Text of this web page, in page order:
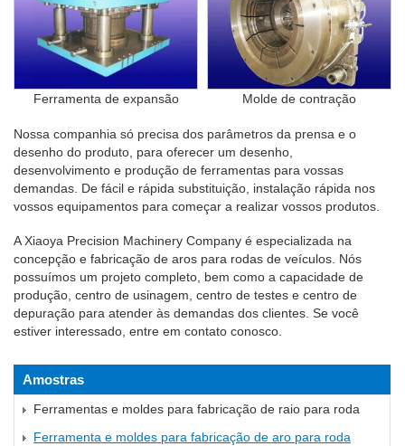
Ferramenta de expansão Molde de contração
Nossa companhia só precisa dos parâmetros da prensa e o
desenho do produto, para oferecer um desenho,
desenvolvimento e produção de ferramentas para vossas
demandas. De fácil e rápida substituição, instalação rápida nos
vossos equipamentos para começar a realizar vossos produtos.
A Xiaoya Precision Machinery Company é especializada na
concepção e fabricação de aros para rodas de veículos. Nós
possuímos um projeto completo, bem como a capacidade de
produção, centro de usinagem, centro de testes e centro de
depuração para atender às demandas dos clientes. Se você
estiver interessado, entre em contato conosco.
Amostras
Ferramentas e moldes para fabricação de raio para roda
Ferramenta e moldes para fabricação de aro para roda